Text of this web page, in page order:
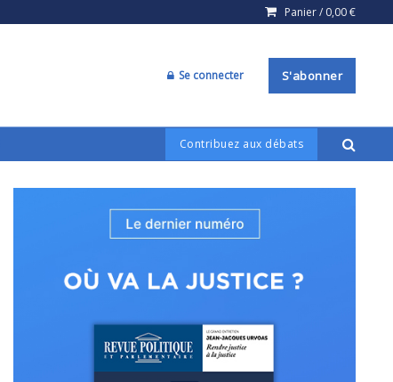
Panier / 0,00€
Se connecter S'abonner
Contribuez aux débats